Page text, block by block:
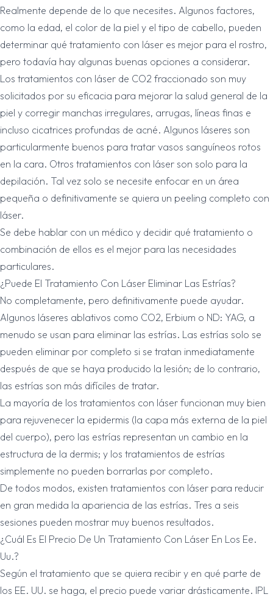
Realmente depende de lo que necesites. Algunos factores,
como la edad, el color de la piel y el tipo de cabello, pueden
determinar qué tratamiento con láser es mejor para el rostro,
pero todavía hay algunas buenas opciones a considerar.
Los tratamientos con láser de CO2 fraccionado son muy
solicitados por su eficacia para mejorar la salud general de la
piel y corregir manchas irregulares, arrugas, líneas finas e
incluso cicatrices profundas de acné. Algunos láseres son
particularmente buenos para tratar vasos sanguíneos rotos
en la cara. Otros tratamientos con láser son solo para la
depilación. Tal vez solo se necesite enfocar en un área
pequeña o definitivamente se quiera un peeling completo con
láser.
Se debe hablar con un médico y decidir qué tratamiento o
combinación de ellos es el mejor para las necesidades
particulares.
¿Puede El Tratamiento Con Láser Eliminar Las Estrías?
No completamente, pero definitivamente puede ayudar.
Algunos láseres ablativos como CO2, Erbium o ND: YAG, a
menudo se usan para eliminar las estrías. Las estrías solo se
pueden eliminar por completo si se tratan inmediatamente
después de que se haya producido la lesión; de lo contrario,
las estrías son más difíciles de tratar.
La mayoría de los tratamientos con láser funcionan muy bien
para rejuvenecer la epidermis (la capa más externa de la piel
del cuerpo), pero las estrías representan un cambio en la
estructura de la dermis; y los tratamientos de estrías
simplemente no pueden borrarlas por completo.
De todos modos, existen tratamientos con láser para reducir
en gran medida la apariencia de las estrías. Tres a seis
sesiones pueden mostrar muy buenos resultados.
¿Cuál Es El Precio De Un Tratamiento Con Láser En Los Ee.
Uu.?
Según el tratamiento que se quiera recibir y en qué parte de
los EE. UU. se haga, el precio puede variar drásticamente. IPL